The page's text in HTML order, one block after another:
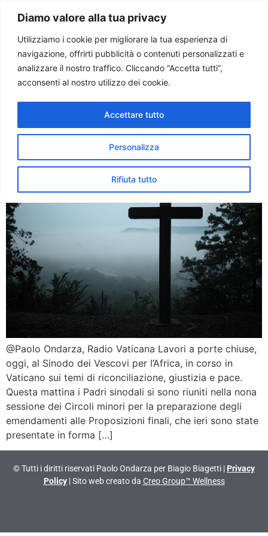
Diamo valore alla tua privacy
Utilizziamo i cookie per migliorare la tua esperienza di
navigazione, offrirti pubblicità o contenuti personalizzati e
analizzare il nostro traffico. Cliccando “Accetta tutti”,
acconsenti al nostro utilizzo dei cookie.
Personalizza
Rifiuta tutto
Accettare tutto
Paolo Ondarza
Tag:diaspora
Sinodo Africa. I cattolici in
Egitto, minoranza e lievito
per l’evangelizzazione
@Paolo Ondarza, Radio Vaticana Lavori a porte chiuse,
oggi, al Sinodo dei Vescovi per l’Africa, in corso in
Vaticano sui temi di riconciliazione, giustizia e pace.
Questa mattina i Padri sinodali si sono riuniti nella nona
sessione dei Circoli minori per la preparazione degli
emendamenti alle Proposizioni finali, che ieri sono state
presentate in forma […]
© Tutti i diritti riservati Paolo Ondarza per Biagio Biagetti | Privacy
Policy| Sito web creato da Creo Group™ Wellness